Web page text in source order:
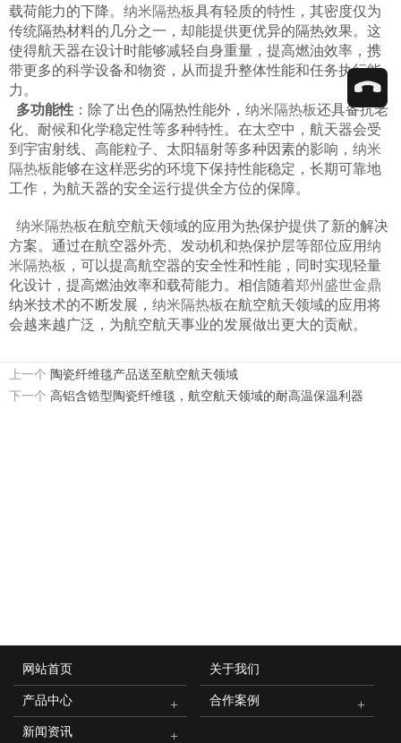
载荷能力的下降。 纳米隔热板具有轻质的特性，其密度仅为
传统隔热材料的几分之一，却能提供更优异的隔热效果。这
使得航天器在设计时能够减轻自身重量，提高燃油效率，携
带更多的科学设备和物资，从而提升整体性能和任务执行能
力。​
多功能性 ：除了出色的隔热性能外， 纳米隔热板还具备抗老
化、耐候和化学稳定性等多种特性。在太空中，航天器会受
到宇宙射线、高能粒子、太阳辐射等多种因素的影响， 纳米
隔热板能够在这样恶劣的环境下保持性能稳定，长期可靠地
工作，为航天器的安全运行提供全方位的保障。
纳米隔热板在航空航天领域的应用为热保护提供了新的解决
方案。通过在航空器外壳、发动机和热保护层等部位应用纳
米隔热板 ，可以提高航空器的安全性和性能，同时实现轻量
化设计，提高燃油效率和载荷能力。相信随着郑州盛世金鼎
纳米技术的不断发展， 纳米隔热板在航空航天领域的应用将
会越来越广泛，为航空航天事业的发展做出更大的贡献。
上一个 陶瓷纤维毯产品送至航空航天领域
下一个 高铝含锆型陶瓷纤维毯，航空航天领域的耐高温保温利器
网站首页 关于我们
产品中心 合作案例
新闻资讯